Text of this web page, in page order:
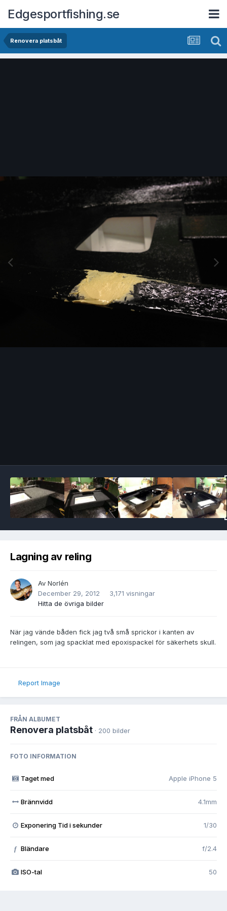
Edgesportfishing.se
Renovera platsbåt
Lagning av reling
Av Norlén
December 29, 2012
3,171 visningar
Hitta de övriga bilder
När jag vände båden fick jag två små sprickor i kanten av
relingen, som jag spacklat med epoxispackel för säkerhets skull.
Report Image
FRÅN ALBUMET
Renovera platsbåt · 200 bilder
FOTO INFORMATION
Taget med Apple iPhone 5
Brännvidd 4.1mm
Exponering Tid i sekunder 1/30
f Bländare f/2.4
ISO-tal 50